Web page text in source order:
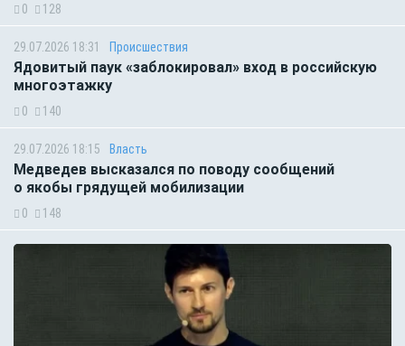
0 128
29.07.2026 18:31 Происшествия
Ядовитый паук «заблокировал» вход в российскую
многоэтажку
0 140
29.07.2026 18:15 Власть
Медведев высказался по поводу сообщений
о якобы грядущей мобилизации
0 148